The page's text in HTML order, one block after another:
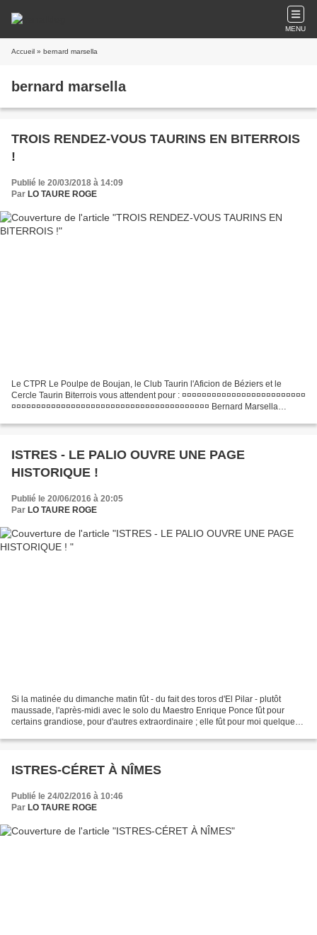
MENU
Accueil » bernard marsella
bernard marsella
TROIS RENDEZ-VOUS TAURINS EN BITERROIS
!
Publié le 20/03/2018 à 14:09
Par LO TAURE ROGE
Le CTPR Le Poulpe de Boujan, le Club Taurin l'Aficion de Béziers et le
Cercle Taurin Biterrois vous attendent pour : ¤¤¤¤¤¤¤¤¤¤¤¤¤¤¤¤¤¤¤¤¤¤¤¤¤
¤¤¤¤¤¤¤¤¤¤¤¤¤¤¤¤¤¤¤¤¤¤¤¤¤¤¤¤¤¤¤¤¤¤¤¤¤¤¤¤ Bernard Marsella
ISTRES - LE PALIO OUVRE UNE PAGE
HISTORIQUE !
Publié le 20/06/2016 à 20:05
Par LO TAURE ROGE
Si la matinée du dimanche matin fût - du fait des toros d'El Pilar - plutôt
maussade, l'après-midi avec le solo du Maestro Enrique Ponce fût pour
certains grandiose, pour d'autres extraordinaire ; elle fût pour moi quelque
ISTRES-CÉRET À NÎMES
Publié le 24/02/2016 à 10:46
Par LO TAURE ROGE